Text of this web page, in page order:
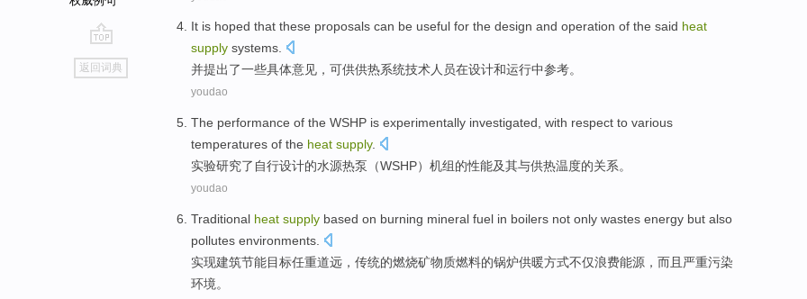
go
top
返回词典
It is hoped that these proposals can be useful for the design and operation of the said heat
supply systems.
并提出了一些具体意见， 可供供热系统技术人员在设计和运行中参考。
youdao
The performance of the WSHP is experimentally investigated with respect to various
temperatures of the heat supply.
实验研究了自行设计的水源热泵 （WSHP）机组的性能及其与供热温度的关系。
youdao
Traditional heat supply based on burning mineral fuel in boilers not only wastes energy but also
pollutes environments
实现建筑节能目标任重道远， 传统的燃烧矿物质燃料的锅炉供暖方式不仅浪费能源 ， 而且 严重污染
环境。